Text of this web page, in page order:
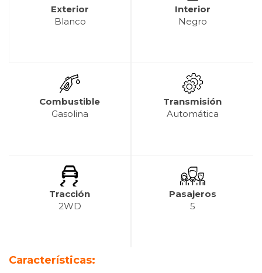
Exterior
Blanco
Interior
Negro
Combustible
Gasolina
Transmisión
Automática
Tracción
2WD
Pasajeros
5
Características: